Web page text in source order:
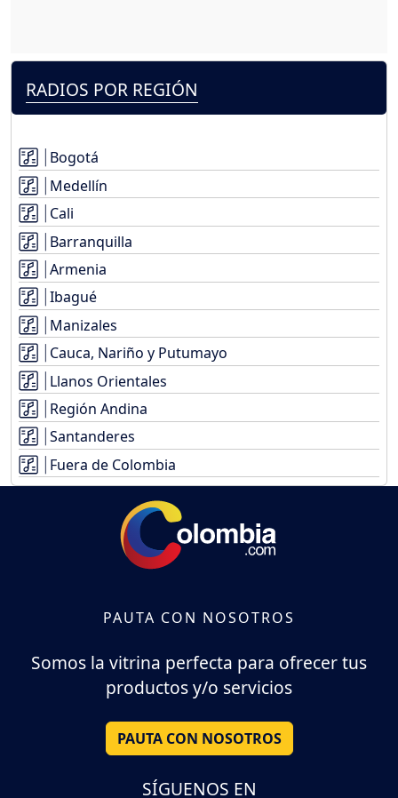
RADIOS POR REGIÓN
Bogotá
Medellín
Cali
Barranquilla
Armenia
Ibagué
Manizales
Cauca, Nariño y Putumayo
Llanos Orientales
Región Andina
Santanderes
Fuera de Colombia
PAUTA CON NOSOTROS
Somos la vitrina perfecta para ofrecer tus
productos y/o servicios
PAUTA CON NOSOTROS
SÍGUENOS EN